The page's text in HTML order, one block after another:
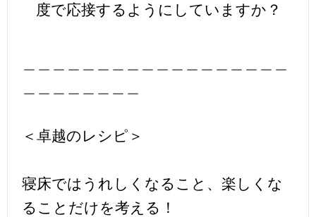
度で応接するようにしていますか？
＜卓越のレシピ＞
寝床ではうれしくなること、楽しくな
ることだけを考える！